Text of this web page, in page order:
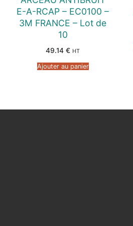
E-A-RCAP – EC0100 –
3M FRANCE – Lot de
10
49.14€ HT
Ajouter au panier